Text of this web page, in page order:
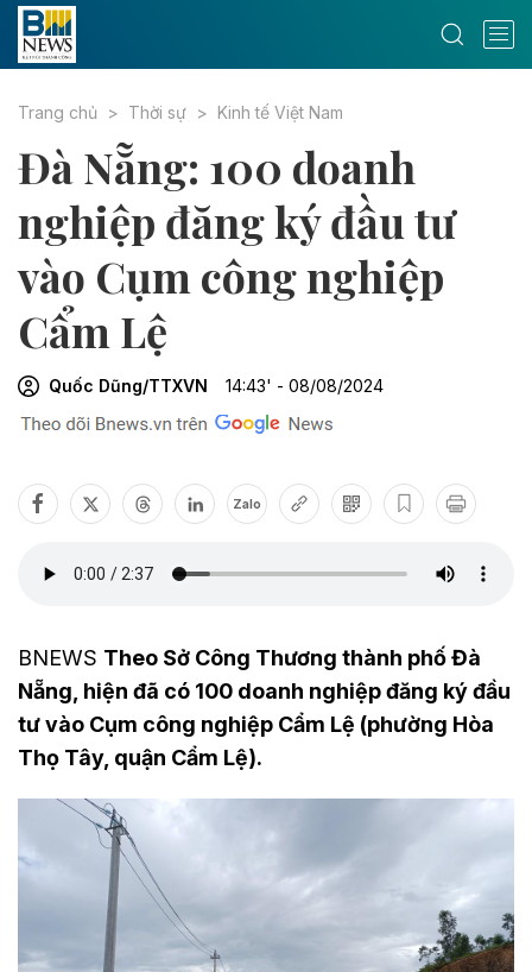
Trang chủ Thời sự Kinh tế Việt Nam
Đà Nẵng: 100 doanh
nghiệp đăng ký đầu tư
vào Cụm công nghiệp
Cẩm Lệ
Quốc Dũng/TTXVN 14:43' - 08/08/2024
Zalo
BNEWS Theo Sở Công Thương thành phố Đà
Nẵng, hiện đã có 100 doanh nghiệp đăng ký đầu
tư vào Cụm công nghiệp Cẩm Lệ (phường Hòa
Thọ Tây, quận Cẩm Lệ).